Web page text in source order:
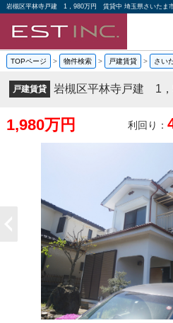
TOPページ > 物件検索 > 戸建賃貸 > さい
戸建賃貸 岩槻区平林寺戸建 1
1,980万円 利回り：